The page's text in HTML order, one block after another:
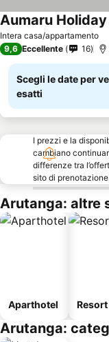
Intera casa/appartamento
Aumaru
9,6 Eccellente 16
Scegli le date per
esatti
I prezzi e la
cambiano
differenze tra
sito di
Arutanga: altre
Aparthotel Resort
Arutanga: